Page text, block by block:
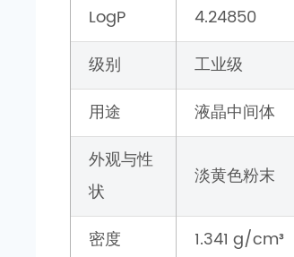
LogP
4.24850
级别
工业级
用途
液晶中间体
外观与性
状
淡黄色粉末
密度
1.341 g/cm³